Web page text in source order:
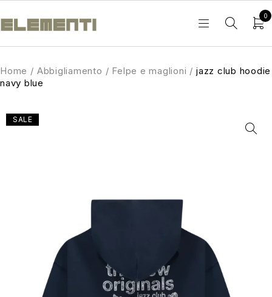
0
Home / Abbigliamento / Felpe e maglioni / jazz club hoodie
navy blue
SALE